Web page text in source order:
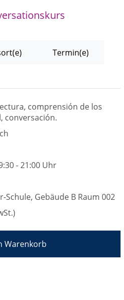
Termin(e)
comprensión de los
conversación.
- 21:00 Uhr
Gebäude B Raum 002
Warenkorb